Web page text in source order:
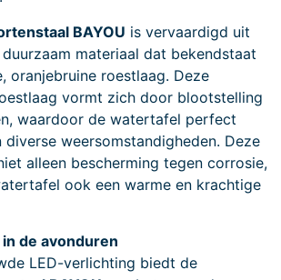
BAYOU is vervaardigd uit
materiaal dat bekendstaat
oranjebruine roestlaag. Deze
vormt zich door blootstelling
waardoor de watertafel perfect
diverse weersomstandigheden. Deze
alleen bescherming tegen corrosie,
ook een warme en krachtige
de avonduren
LED-verlichting biedt de